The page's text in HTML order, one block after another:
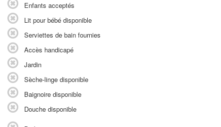
Enfants acceptés
Lit pour bébé disponible
Serviettes de bain fournies
Accès handicapé
Jardin
Sèche-linge disponible
Baignoire disponible
Douche disponible